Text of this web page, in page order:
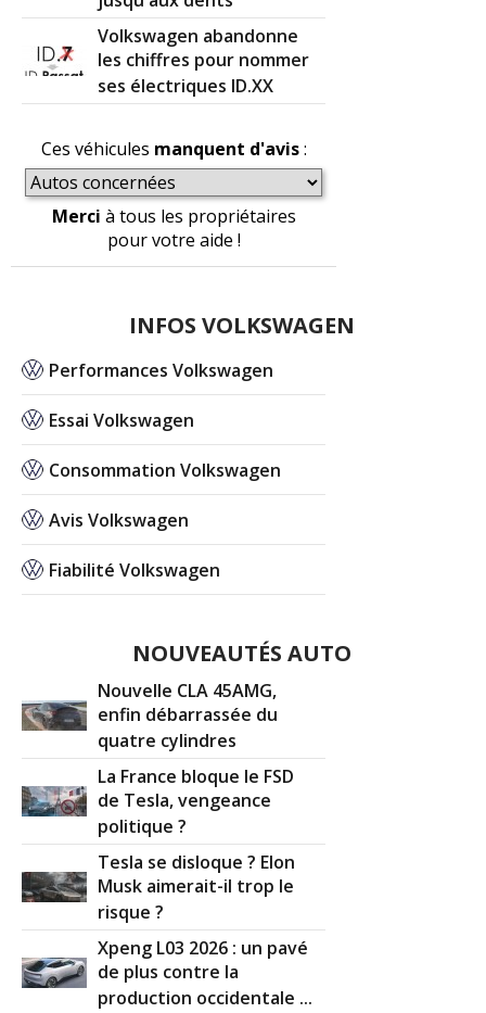
Volkswagen abandonne
les chiffres pour nommer
ses électriques ID.XX
Ces véhicules manquent d'avis:
Merci à tous les propriétaires
pour votre aide !
INFOS VOLKSWAGEN
Performances Volkswagen
Essai Volkswagen
Consommation Volkswagen
Avis Volkswagen
Fiabilité Volkswagen
NOUVEAUTÉS AUTO
Nouvelle CLA 45AMG,
enfin débarrassée du
quatre cylindres
La France bloque le FSD
de Tesla, vengeance
politique ?
Tesla se disloque ? Elon
Musk aimerait-il trop le
risque ?
Xpeng L03 2026 : un pavé
de plus contre la
production occidentale ...